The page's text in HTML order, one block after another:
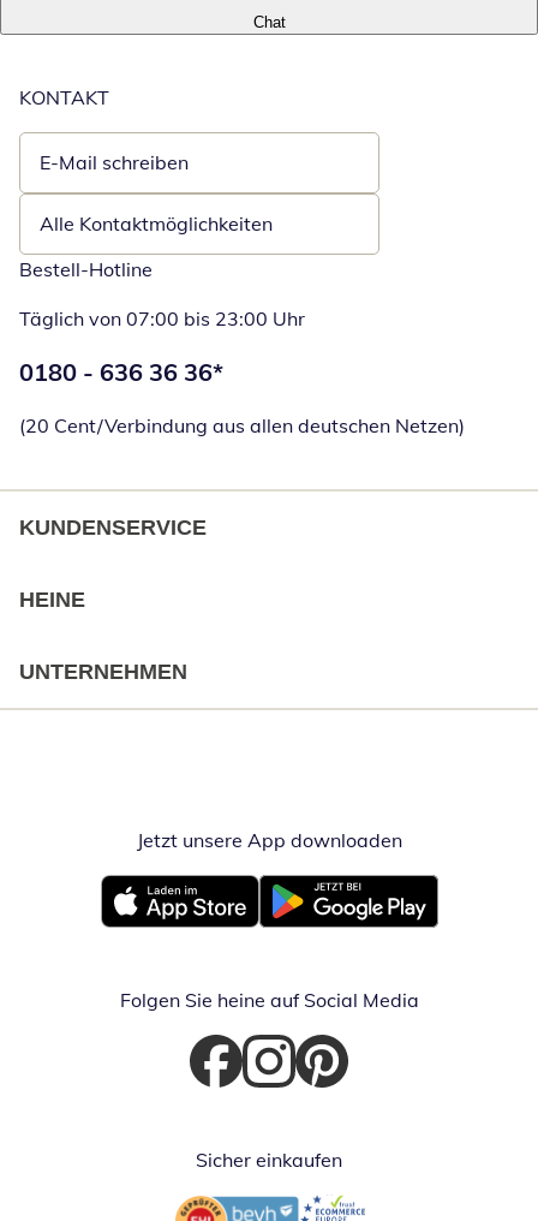
Chat
KONTAKT
E-Mail schreiben
Öffnet E-Mail-Client
Alle Kontaktmöglichkeiten
Bestell-Hotline
Täglich von 07:00 bis 23:00 Uhr
Telefonnummer:
0180 - 636 36 36*
(20 Cent/Verbindung aus allen deutschen Netzen)
KUNDENSERVICE
HEINE
UNTERNEHMEN
Jetzt unsere App downloadenÖffnet in
Öffnet in neuem FensterÖffnet in neuem Fenster
Folgen Sie heine auf Social Media
Öffnet in neuem Fenster
Öffnet in neuem Fenster
Öffnet in neuem Fenster
Sicher einkaufen